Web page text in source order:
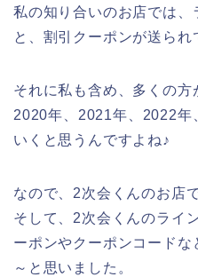
私の知り合いのお店では、
と、割引クーポンが送られ
それに私も含め、多くの
2020年、2021年、2022年
いくと思うんですよね♪
なので、2次会くんのお店
そして、2次会くんのライ
ーポンやクーポンコード
～と思いました。